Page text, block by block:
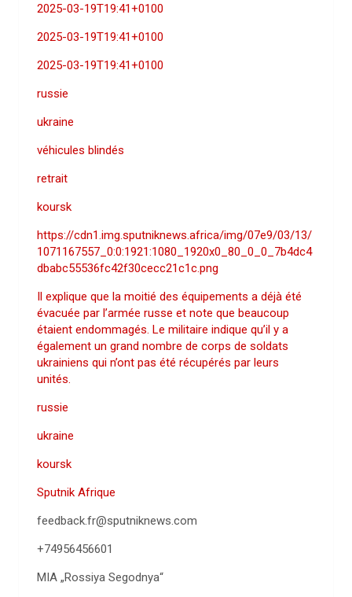
2025-03-19T19:41+0100
2025-03-19T19:41+0100
2025-03-19T19:41+0100
russie
ukraine
véhicules blindés
retrait
koursk
https://cdn1.img.sputniknews.africa/img/07e9/03/13/
1071167557_0:0:1921:1080_1920x0_80_0_0_7b4dc4
dbabc55536fc42f30cecc21c1c.png
Il explique que la moitié des équipements a déjà été
évacuée par l’armée russe et note que beaucoup
étaient endommagés. Le militaire indique qu’il y a
également un grand nombre de corps de soldats
ukrainiens qui n’ont pas été récupérés par leurs
unités.
russie
ukraine
koursk
Sputnik Afrique
feedback.fr@sputniknews.com
+74956456601
MIA „Rossiya Segodnya“